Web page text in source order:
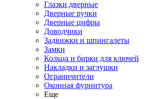
Глазки дверные
Дверные ручки
Дверные цифры
Доводчики
Задвижки и шпингалеты
Замки
Кольца и бирки для ключей
Накладки и заглушки
Ограничители
Оконная фурнитура
Еще